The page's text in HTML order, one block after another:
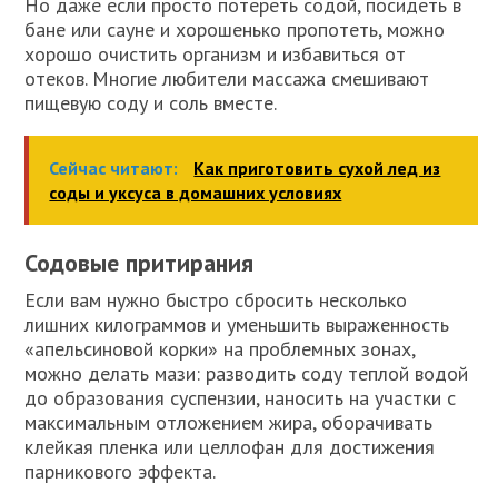
Но даже если просто потереть содой, посидеть в
бане или сауне и хорошенько пропотеть, можно
хорошо очистить организм и избавиться от
отеков. Многие любители массажа смешивают
пищевую соду и соль вместе.
Сейчас читают:
Как приготовить сухой лед из
соды и уксуса в домашних условиях
Содовые притирания
Если вам нужно быстро сбросить несколько
лишних килограммов и уменьшить выраженность
«апельсиновой корки» на проблемных зонах,
можно делать мази: разводить соду теплой водой
до образования суспензии, наносить на участки с
максимальным отложением жира, оборачивать
клейкая пленка или целлофан для достижения
парникового эффекта.